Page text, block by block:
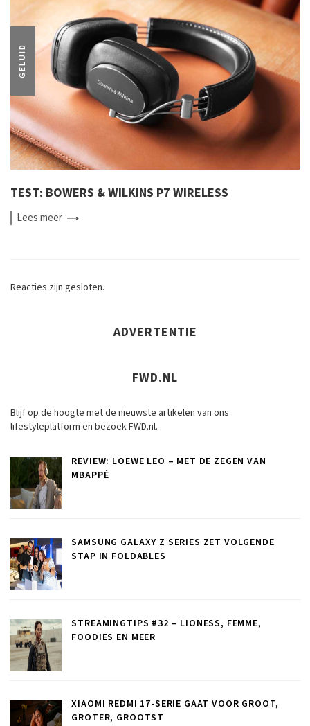
GELUID
TEST: BOWERS & WILKINS P7 WIRELESS
Leesmeer
Reacties zijn gesloten.
ADVERTENTIE
FWD.NL
Blijf op de hoogte met de nieuwste artikelen van ons
lifestyleplatform en bezoek FWD.nl.
REVIEW: LOEWE LEO – MET DE ZEGEN VAN
MBAPPÉ
SAMSUNG GALAXY Z SERIES ZET VOLGENDE
STAP IN FOLDABLES
STREAMINGTIPS #32 – LIONESS, FEMME,
FOODIES EN MEER
XIAOMI REDMI 17-SERIE GAAT VOOR GROOT,
GROTER, GROOTST